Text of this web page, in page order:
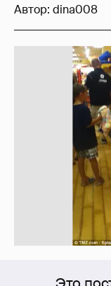
Автор: dina008